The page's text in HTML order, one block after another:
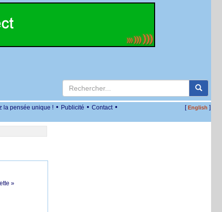
la pensée unique ! • Publicité • Contact • [English ]
»